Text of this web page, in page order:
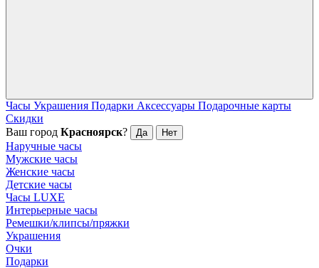
Часы Украшения Подарки Аксессуары Подарочные карты
Скидки
Ваш город Красноярск? Да Нет
Наручные часы
Мужские часы
Женские часы
Детские часы
Часы LUXE
Интерьерные часы
Ремешки/клипсы/пряжки
Украшения
Очки
Подарки